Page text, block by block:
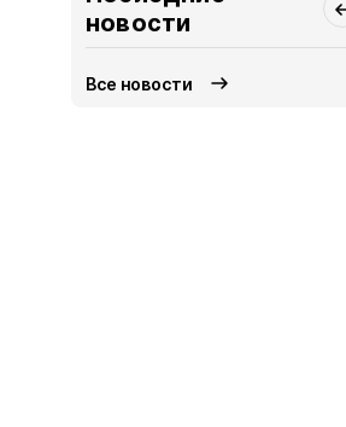
новости
Все новости